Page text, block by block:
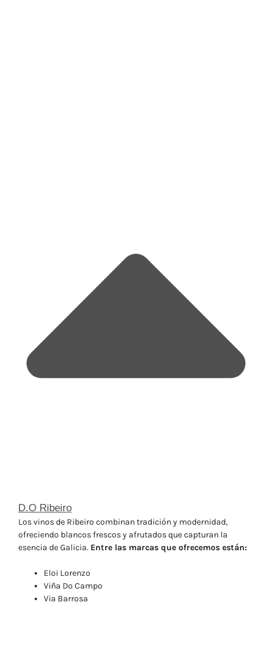
D.O Ribeiro
Los vinos de Ribeiro combinan tradición y modernidad,
ofreciendo blancos frescos y afrutados que capturan la
esencia de Galicia. Entre las marcas que ofrecemos están:
Eloi Lorenzo
Viña Do Campo
Via Barrosa